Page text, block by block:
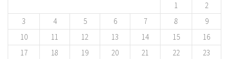
1
2
3
4 5 6 7 8
9
10
11 12 13 14 15
16
17
18 19 20 21 22
23